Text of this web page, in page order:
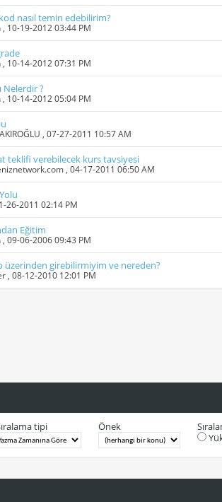
nasıl temin edebilirim?
, 10-19-2012 03:44 PM
, 10-14-2012 07:31 PM
Nelerdir ?
, 10-14-2012 05:04 PM
, 07-27-2011 10:57 AM
teklifi verebilecek kurs tavsiyesi
, 04-17-2011 06:50 AM
26-2011 02:14 PM
Eğitim
, 09-06-2006 09:43 PM
üzerinden girebilirmiyim ve nereden?
, 08-12-2010 12:01 PM
tipi Önek